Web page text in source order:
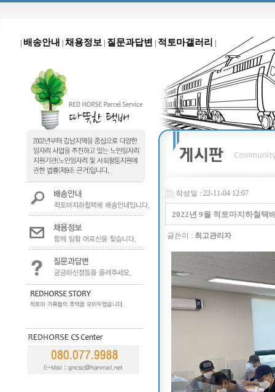
배송안내 채용정보 질문과답변 적토마갤러리
작성일 : 22-11-04 12:07
2022년 9월 적토마지하철택
글쓴이 : 최고관리자